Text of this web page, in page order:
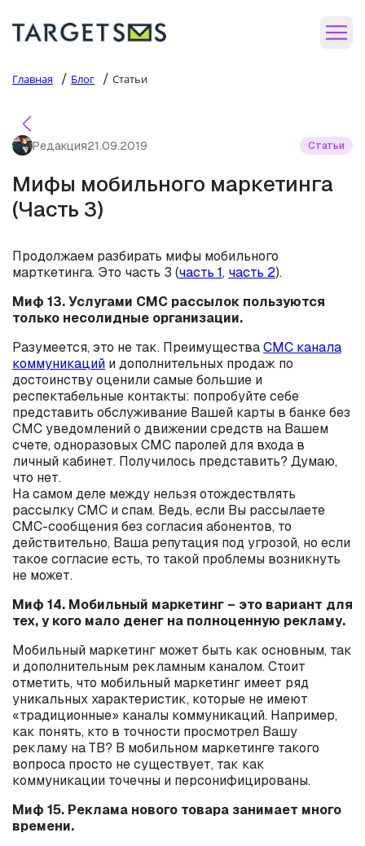
Главная / Блог / Статьи
Редакция21.09.2019 Статьи
Мифы мобильного маркетинга
(Часть 3)
Продолжаем разбирать мифы мобильного
марткетинга. Это часть 3 (часть 1, часть 2).
Миф 13. Услугами СМС рассылок пользуются
только несолидные организации.
Разумеется, это не так. ПреимуществаСМС канала
коммуникаций и дополнительных продаж по
достоинству оценили самые большие и
респектабельные контакты: попробуйте себе
представить обслуживание Вашей карты в банке без
СМС уведомлений о движении средств на Вашем
счете, одноразовых СМС паролей для входа в
личный кабинет. Получилось представить? Думаю,
что нет.
На самом деле между нельзя отождествлять
рассылку СМС и спам. Ведь, если Вы рассылаете
СМС-сообщения без согласия абонентов, то
действительно, Ваша репутация под угрозой, но если
такое согласие есть, то такой проблемы возникнуть
не может.
Миф 14. Мобильный маркетинг – это вариант для
тех, у кого мало денег на полноценную рекламу.
Мобильный маркетинг может быть как основным, так
и дополнительным рекламным каналом. Стоит
отметить, что мобильный маркетинг имеет ряд
уникальных характеристик, которые не имеют
«традиционные» каналы коммуникаций. Например,
как понять, кто в точности просмотрел Вашу
рекламу на ТВ? В мобильном маркетинге такого
вопроса просто не существует, так как
коммуникации точечны и персонифицированы.
Миф 15. Реклама нового товара занимает много
времени.